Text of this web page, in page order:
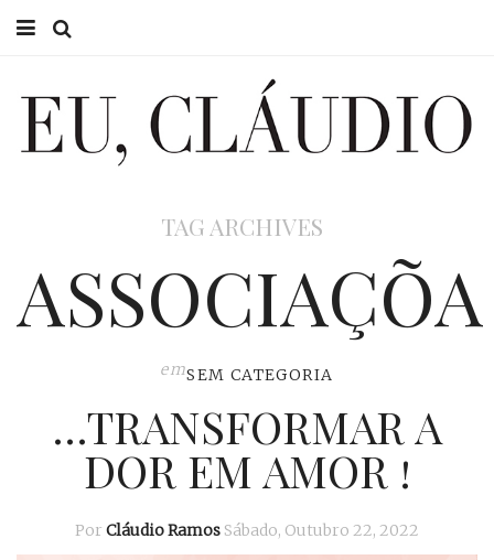
EU CLÁUDIO
EU, PAI
TAG ARCHIVES
ASSOCIAÇÕA
emSEM CATEGORIA
…TRANSFORMAR A
DOR EM AMOR !
Por Cláudio Ramos Sábado, Outubro 22, 2022